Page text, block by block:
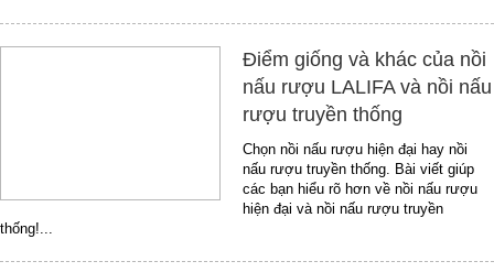
Điểm giống và khác của nồi
nấu rượu LALIFA và nồi nấu
rượu truyền thống
Chọn nồi nấu rượu hiện đại hay nồi
nấu rượu truyền thống. Bài viết giúp
các bạn hiểu rõ hơn về nồi nấu rượu
hiện đại và nồi nấu rượu truyền
thống!...